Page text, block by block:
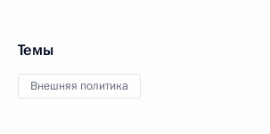
Темы
Внешняя политика